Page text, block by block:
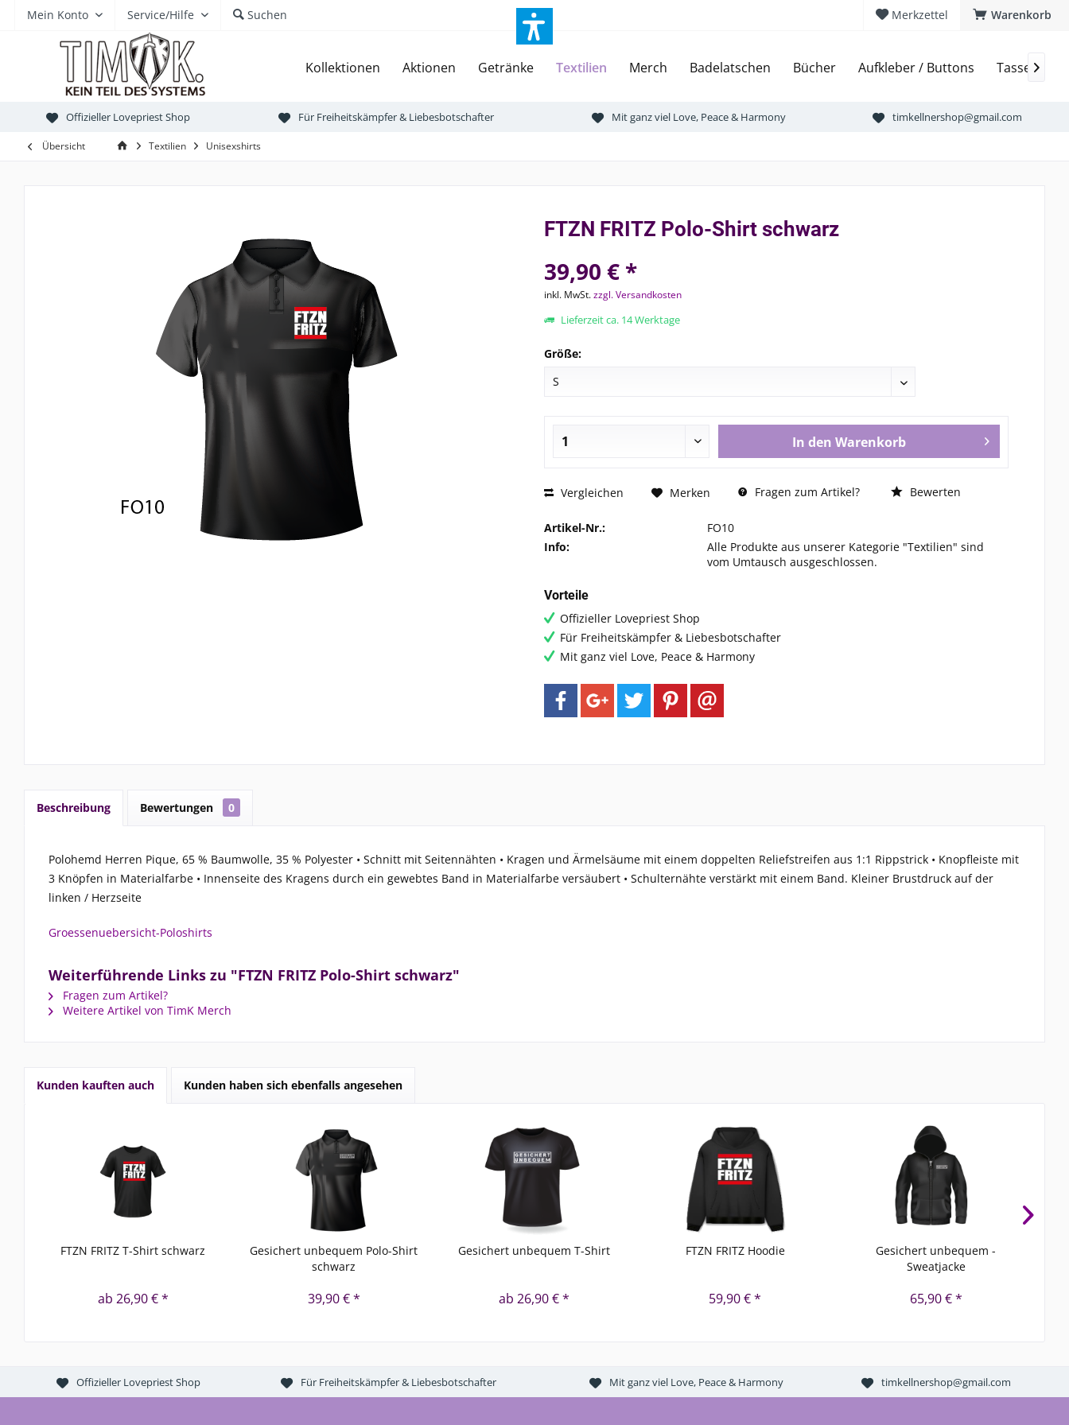
Warenkorb
Merkzettel
Mein Konto Service/Hilfe Suchen
Kollektionen Aktionen Getränke Textilien Merch Badelatschen Bücher Aufkleber / Buttons Tassen &

Offizieller Lovepriest Shop Für Freiheitskämpfer & Liebesbotschafter Mit ganz viel Love, Peace & Harmony timkellnershop@gmail.com
Übersicht Textilien Unisexshirts
FTZN FRITZ Polo-Shirt schwarz
39,90 € *
inkl. MwSt.zzgl. Versandkosten
Lieferzeit ca. 14 Werktage
Größe:
In den Warenkorb
Vergleichen Merken Fragen zum Artikel? Bewerten
Artikel-Nr.:
FO10
Info:
Alle Produkte aus unserer Kategorie "Textilien" sind
vom Umtausch ausgeschlossen.
Vorteile
Offizieller Lovepriest Shop
Für Freiheitskämpfer & Liebesbotschafter
Mit ganz viel Love, Peace & Harmony
Beschreibung Bewertungen 0
Polohemd Herren Pique, 65 % Baumwolle, 35 % Polyester • Schnitt mit Seitennähten • Kragen und Ärmelsäume mit einem doppelten Reliefstreifen aus 1:1 Rippstrick • Knopfleiste mit
3 Knöpfen in Materialfarbe • Innenseite des Kragens durch ein gewebtes Band in Materialfarbe versäubert • Schulternähte verstärkt mit einem Band. Kleiner Brustdruck auf der
linken / Herzseite
Groessenuebersicht-Poloshirts
Weiterführende Links zu "FTZN FRITZ Polo-Shirt schwarz"
Fragen zum Artikel?
Weitere Artikel von TimK Merch
Kunden kauften auch Kunden haben sich ebenfalls angesehen
FTZN FRITZ T-Shirt schwarz
ab 26,90 € *
Gesichert unbequem Polo-Shirt
schwarz
39,90 € *
Gesichert unbequem T-Shirt
ab 26,90 € *
FTZN FRITZ Hoodie
59,90 € *
Gesichert unbequem -
Sweatjacke
65,90 € *
Offizieller Lovepriest Shop Für Freiheitskämpfer & Liebesbotschafter Mit ganz viel Love, Peace & Harmony timkellnershop@gmail.com